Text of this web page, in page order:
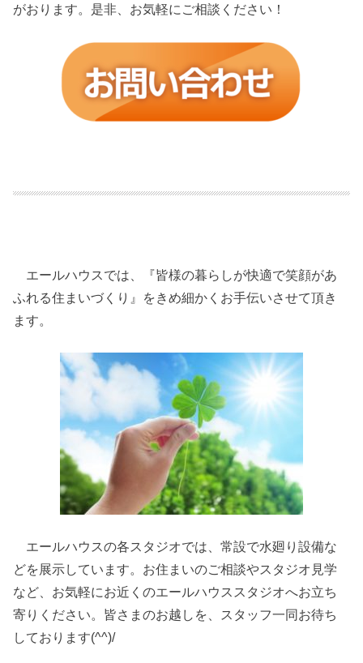
がおります。是非、お気軽にご相談ください！
エールハウスでは、『皆様の暮らしが快適で笑顔があ
ふれる住まいづくり』をきめ細かくお手伝いさせて頂き
ます。
エールハウスの各スタジオでは、常設で水廻り設備な
どを展示しています。お住まいのご相談やスタジオ見学
など、お気軽にお近くのエールハウススタジオへお立ち
寄りください。皆さまのお越しを、スタッフ一同お待ち
しております(^^)/